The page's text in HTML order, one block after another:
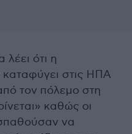
ότι η
στις ΗΠΑ
τον πόλεμο στη
καθώς οι
να